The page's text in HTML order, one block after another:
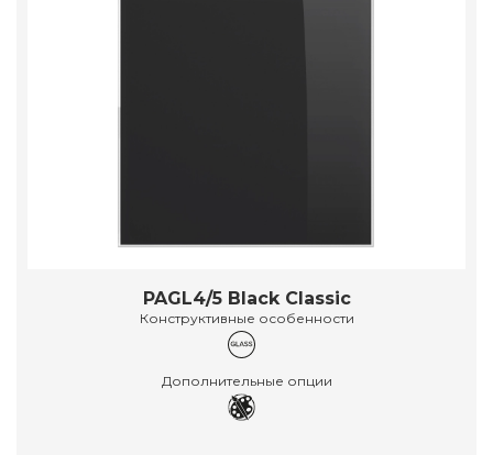
PAGL4/5 Black Classic
Конструктивные особенности
Дополнительные опции